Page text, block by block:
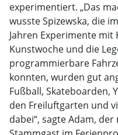
experimentiert. „Das
wusste Spizewska, die
Jahren Experimente
Kunstwoche und die
programmierbare
konnten, wurden gut
Fußball, Skateboarden,
den Freiluftgarten und
dabei“, sagte Adam,